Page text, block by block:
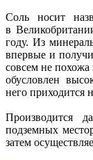
Соль носит
в
году. Из
впервые и
совсем не
обусловлен
него приходится
Производится
подземных
затем